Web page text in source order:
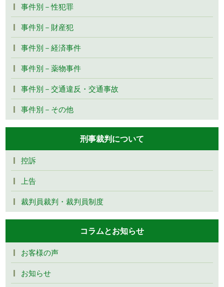
事件別－性犯罪
事件別－財産犯
事件別－経済事件
事件別－薬物事件
事件別－交通違反・交通事故
事件別－その他
刑事裁判について
控訴
上告
裁判員裁判・裁判員制度
コラムとお知らせ
お客様の声
お知らせ